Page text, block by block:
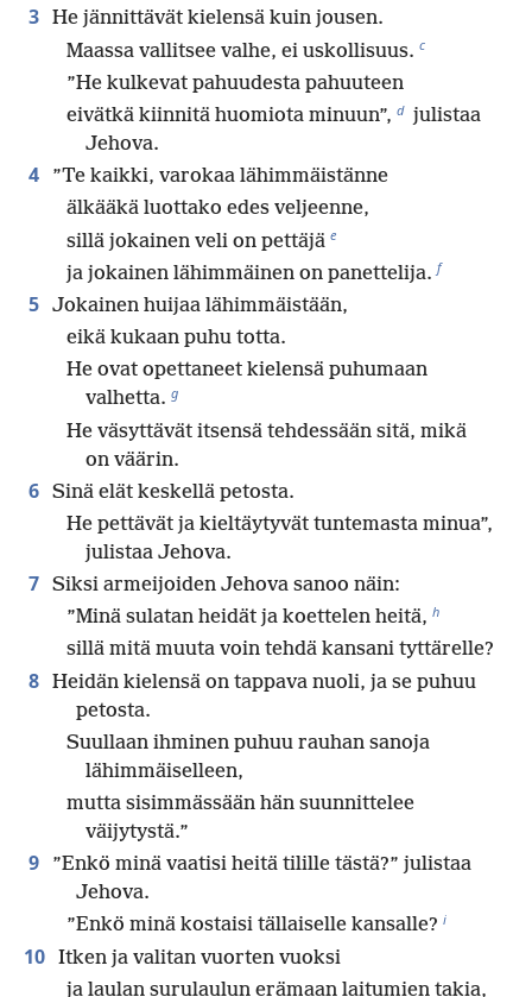
3 He jännittävät kielensä kuin jousen.
Maassa vallitsee valhe, ei uskollisuus. c
”He kulkevat pahuudesta pahuuteen
eivätkä kiinnitä huomiota minuun”, d julistaa
Jehova.
4
”Te kaikki, varokaa lähimmäistänne
älkääkä luottako edes veljeenne,
sillä jokainen veli on pettäjä e
ja jokainen lähimmäinen on panettelija. f
5 Jokainen huijaa lähimmäistään,
eikä kukaan puhu totta.
He ovat opettaneet kielensä puhumaan
valhetta. g
He väsyttävät itsensä tehdessään sitä, mikä
on väärin.
6 Sinä elät keskellä petosta.
He pettävät ja kieltäytyvät tuntemasta minua”,
julistaa Jehova.
7 Siksi armeijoiden Jehova sanoo näin:
”Minä sulatan heidät ja koettelen heitä, h
sillä mitä muuta voin tehdä kansani tyttärelle?
8 Heidän kielensä on tappava nuoli, ja se puhuu
petosta.
Suullaan ihminen puhuu rauhan sanoja
lähimmäiselleen,
mutta sisimmässään hän suunnittelee
väijytystä.”
9
”Enkö minä vaatisi heitä tilille tästä?” julistaa
Jehova.
”Enkö minä kostaisi tällaiselle kansalle? i
10 Itken ja valitan vuorten vuoksi
ja laulan surulaulun erämaan laitumien takia,